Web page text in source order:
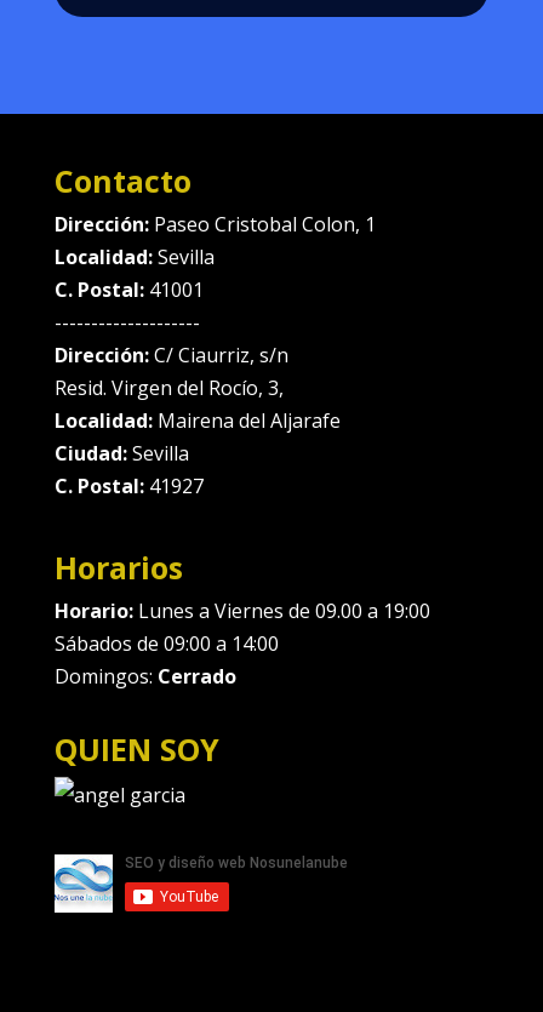
Contacto
Dirección: Paseo Cristobal Colon, 1
Localidad:Sevilla
C. Postal:41001
--------------------
Dirección:C/ Ciaurriz, s/n
Resid. Virgen del Rocío, 3,
Localidad:Mairena del Aljarafe
Ciudad:Sevilla
C. Postal:41927
Horarios
Horario:Lunes a Viernes de 09.00 a 19:00
Sábados de 09:00 a 14:00
Domingos: Cerrado
QUIEN SOY